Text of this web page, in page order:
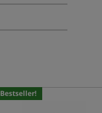
Bestseller!